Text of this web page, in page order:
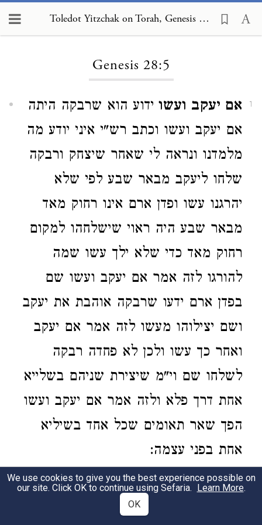
Toledot Yitzchak on Torah, Genesis 28:5
Genesis 28:5
1 אם יעקב ועשו ידוע הוא שרבקה היתה
אם יעקב ועשו וכתב רש"י איני יודע מה
מלמדנו ונראה לי שאחר שיצחק ורבקה
שלחו ליעקב מבאר שבע לפי שלא
יהרגנו עשו ופדן ארם אינו רחוק מאד
מבאר שבע היה ראוי שישלחהו למקום
רחוק מאד כדי שלא ילך עשו שמה
להורגו לזה אמר אם יעקב ועשו שם
בפדן ארם ידעו שרבקה אוהבת את יעקב
ושם יצילוהו מעשו לזה אמר אם יעקב
ואחר כך עשו ולכן לא פחדה רבקה
לשלחו שם וי"מ שיצירת שניהם בשלייא
אחת דרך פלא ולזה אמר אם יעקב ועשו
הפך שאר תאומים שכל אחד בשיליא
אחת בפני עצמה:
Genesis 28:9
We use cookies to give you the best experience possible on
our site. Click OK to continue using Sefaria. Learn More.
OK